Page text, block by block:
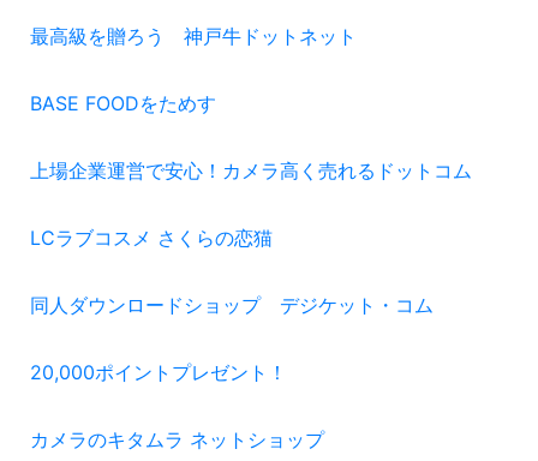
最高級を贈ろう 神戸牛ドットネット
BASE FOODをためす
上場企業運営で安心！カメラ高く売れるドットコム
LCラブコスメ さくらの恋猫
同人ダウンロードショップ デジケット・コム
20,000ポイントプレゼント！
カメラのキタムラ ネットショップ